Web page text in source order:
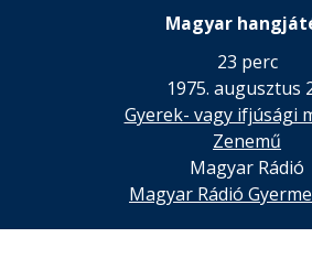
Magyar
23 perc
1975. augusztus
Gyerek- vagy ifjúsági
Zenemű
Magyar Rádió
Magyar Rádió